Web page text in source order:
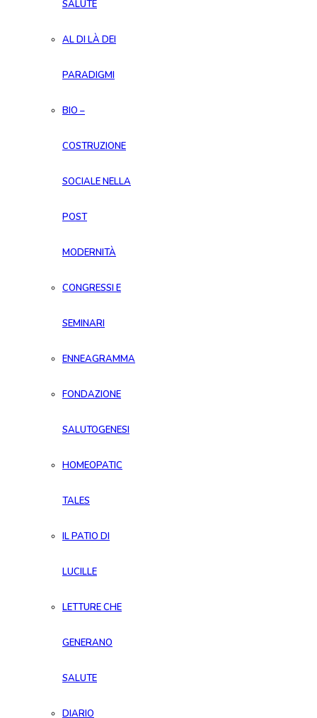
SALUTE
AL DI LÀ DEI
PARADIGMI
BIO –
COSTRUZIONE
SOCIALE NELLA
POST
MODERNITÀ
CONGRESSI E
SEMINARI
ENNEAGRAMMA
FONDAZIONE
SALUTOGENESI
HOMEOPATIC
TALES
IL PATIO DI
LUCILLE
LETTURE CHE
GENERANO
SALUTE
DIARIO